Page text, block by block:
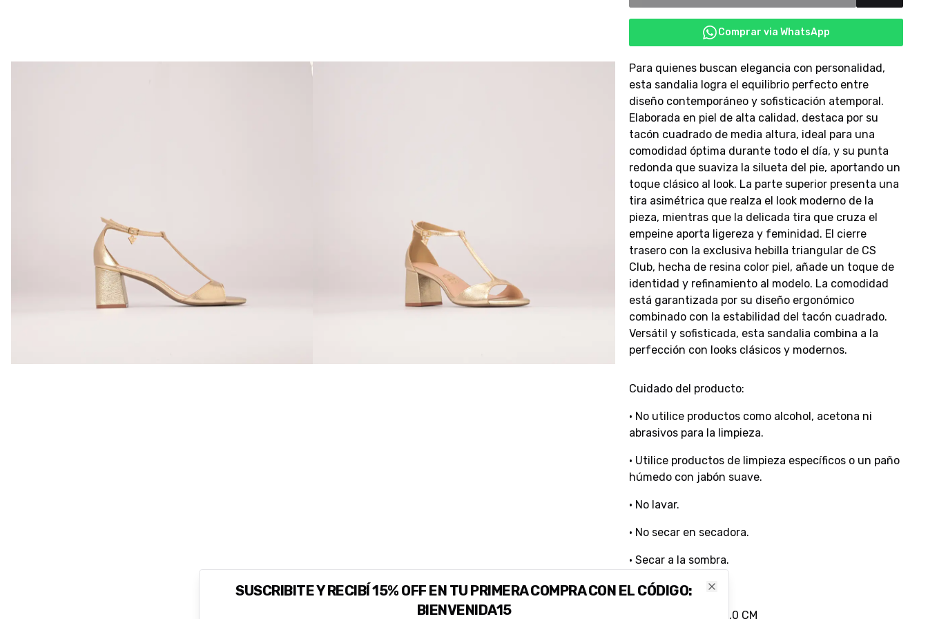
Comprar via WhatsApp
Para quienes buscan elegancia con personalidad,
esta sandalia logra el equilibrio perfecto entre
diseño contemporáneo y sofisticación atemporal.
Elaborada en piel de alta calidad, destaca por su
tacón cuadrado de media altura, ideal para una
comodidad óptima durante todo el día, y su punta
redonda que suaviza la silueta del pie, aportando un
toque clásico al look. La parte superior presenta una
tira asimétrica que realza el look moderno de la
pieza, mientras que la delicada tira que cruza el
empeine aporta ligereza y feminidad. El cierre
trasero con la exclusiva hebilla triangular de CS
Club, hecha de resina color piel, añade un toque de
identidad y refinamiento al modelo. La comodidad
está garantizada por su diseño ergonómico
combinado con la estabilidad del tacón cuadrado.
Versátil y sofisticada, esta sandalia combina a la
perfección con looks clásicos y modernos.
Cuidado del producto:
• No utilice productos como alcohol, acetona ni
abrasivos para la limpieza.
• Utilice productos de limpieza específicos o un paño
húmedo con jabón suave.
• No lavar.
• No secar en secadora.
• Secar a la sombra.
Color: GLACE
Tamaño del Taco: 6,0 CM
SUSCRIBITE Y RECIBÍ 15% OFF EN TU PRIMERA COMPRA CON EL CÓDIGO:
BIENVENIDA15